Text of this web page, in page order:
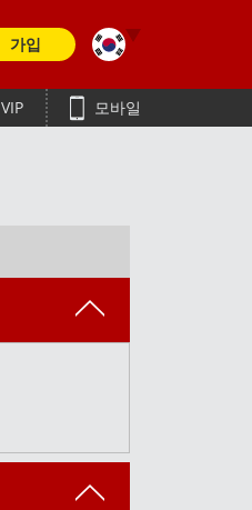
가입
हिन्दी
Bengali (Bangladesh)
VIP 모바일